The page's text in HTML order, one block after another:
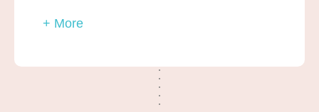
+ More